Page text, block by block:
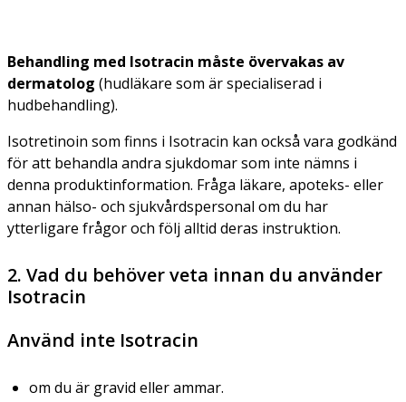
Behandling med Isotracin måste övervakas av
dermatolog (hudläkare som är specialiserad i
hudbehandling).
Isotretinoin som finns i Isotracin kan också vara godkänd
för att behandla andra sjukdomar som inte nämns i
denna produktinformation. Fråga läkare, apoteks- eller
annan hälso- och sjukvårdspersonal om du har
ytterligare frågor och följ alltid deras instruktion.
2. Vad du behöver veta innan du använder
Isotracin
Använd inte Isotracin
om du är gravid eller ammar.